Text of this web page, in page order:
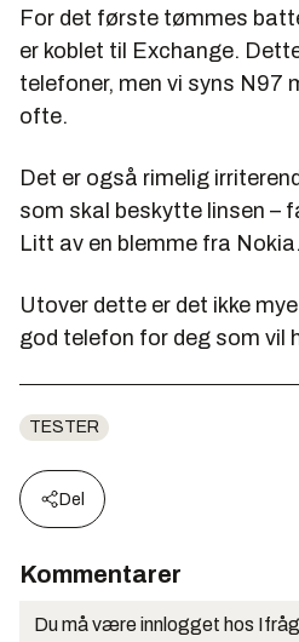
For det første tømmes
er koblet til Exchange.
telefoner, men vi syns N97
ofte.
Det er også rimelig
som skal beskytte linsen –
Litt av en blemme fra Nokia.
Utover dette er det ikke
god telefon for deg som vil
TESTER
Del
Kommentarer
Du må være innlogget hos